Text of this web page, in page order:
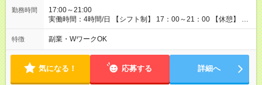
勤務時間
17:00～21:00
実働時間：4時間/日 【シフト制】 17：00～21：00 【休憩】 な
し
特徴 副業・WワークOK
気になる！ 応募する 詳細へ